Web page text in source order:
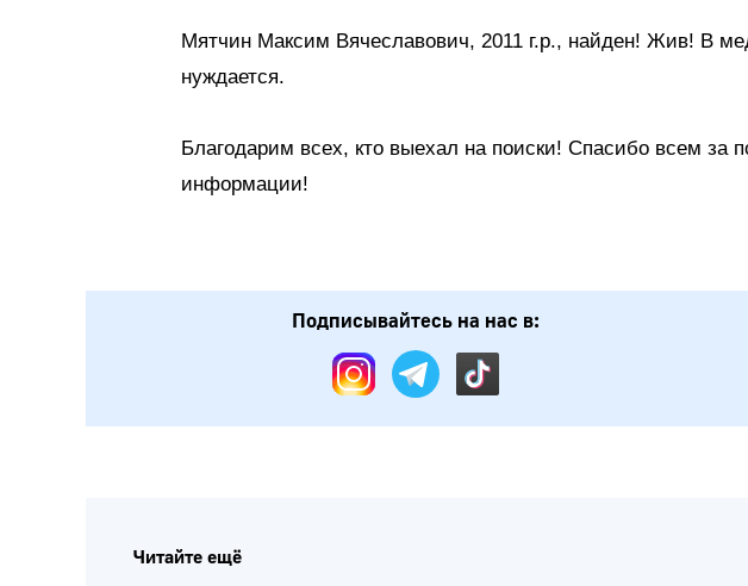
Мятчин Максим Вячеславович, 2011 г.р., найден! Жив! В
нуждается.
Благодарим всех, кто выехал на поиски! Спасибо всем за
информации!
Подписывайтесь на нас в: